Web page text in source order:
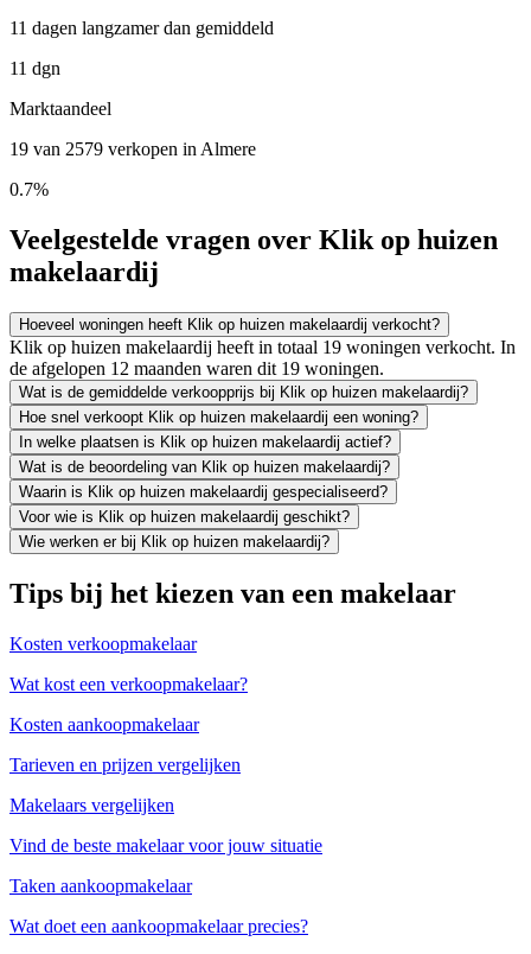
11 dagen langzamer dan gemiddeld
11 dgn
Marktaandeel
19 van 2579 verkopen in Almere
0.7%
Veelgestelde vragen over Klik op huizen
makelaardij
Hoeveel woningen heeft Klik op huizen makelaardij verkocht?
Klik op huizen makelaardij heeft in totaal 19 woningen verkocht. In
de afgelopen 12 maanden waren dit 19 woningen.
Wat is de gemiddelde verkoopprijs bij Klik op huizen makelaardij?
Hoe snel verkoopt Klik op huizen makelaardij een woning?
In welke plaatsen is Klik op huizen makelaardij actief?
Wat is de beoordeling van Klik op huizen makelaardij?
Waarin is Klik op huizen makelaardij gespecialiseerd?
Voor wie is Klik op huizen makelaardij geschikt?
Wie werken er bij Klik op huizen makelaardij?
Tips bij het kiezen van een makelaar
Kosten verkoopmakelaar
Wat kost een verkoopmakelaar?
Kosten aankoopmakelaar
Tarieven en prijzen vergelijken
Makelaars vergelijken
Vind de beste makelaar voor jouw situatie
Taken aankoopmakelaar
Wat doet een aankoopmakelaar precies?